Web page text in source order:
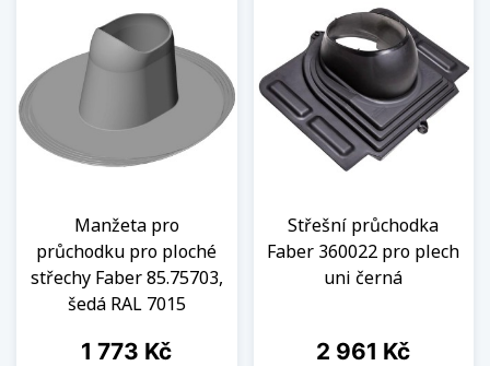
Manžeta pro
průchodku pro ploché
střechy Faber 85.75703,
šedá RAL 7015
Cena
1 773 Kč
Střešní průchodka
Faber 360022 pro plech
uni černá
Cena
2 961 Kč